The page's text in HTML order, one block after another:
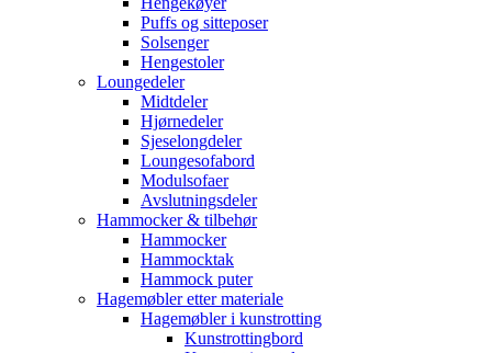
Puffs og sitteposer
Solsenger
Hengestoler
Loungedeler
Midtdeler
Hjørnedeler
Sjeselongdeler
Loungesofabord
Modulsofaer
Avslutningsdeler
Hammocker & tilbehør
Hammocker
Hammocktak
Hammock puter
Hagemøbler etter materiale
Hagemøbler i kunstrotting
Kunstrottingbord